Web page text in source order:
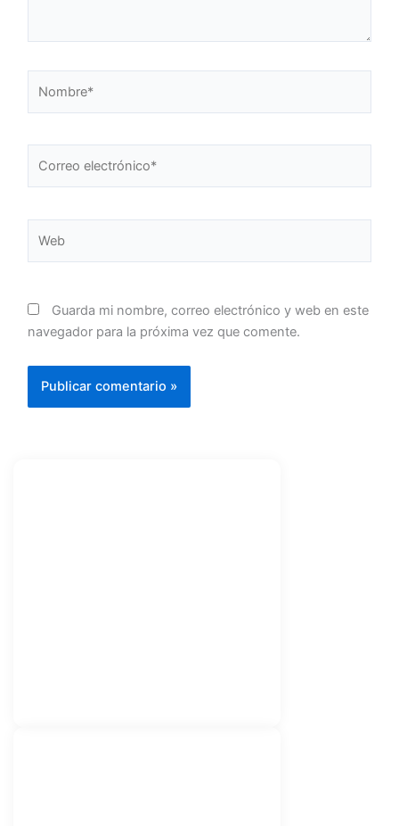
Guarda mi nombre, correo electrónico y web en este
navegador para la próxima vez que comente.